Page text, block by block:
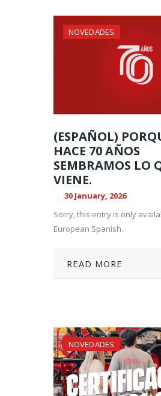
NOVEDADES
(ESPAÑOL)
HACE 70 AÑOS
SEMBRAMOS LO
VIENE.
30 January, 2026
Sorry, this entry is only
European Spanish.
READ MORE
NOVEDADES